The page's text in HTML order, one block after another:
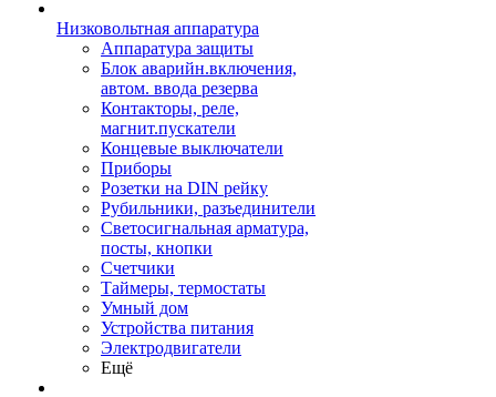
Низковольтная аппаратура
Аппаратура защиты
Блок аварийн.включения,
автом. ввода резерва
Контакторы, реле,
магнит.пускатели
Концевые выключатели
Приборы
Розетки на DIN рейку
Рубильники, разъединители
Светосигнальная арматура,
посты, кнопки
Счетчики
Таймеры, термостаты
Умный дом
Устройства питания
Электродвигатели
Ещё